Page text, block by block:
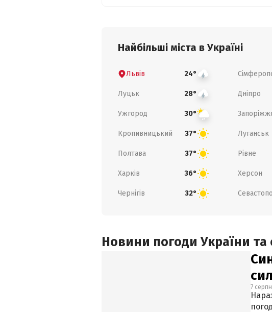
Найбільші міста в Україні
Львів 24°
Луцьк 28° Дніпро
Ужгород 30°
Кропивницький 37° Луганськ
Полтава 37° Рівне
Харків 36° Херсон
Чернігів 32°
Новини погоди України та
7